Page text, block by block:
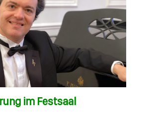
im Festsaal